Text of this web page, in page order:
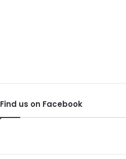
Find us on Facebook